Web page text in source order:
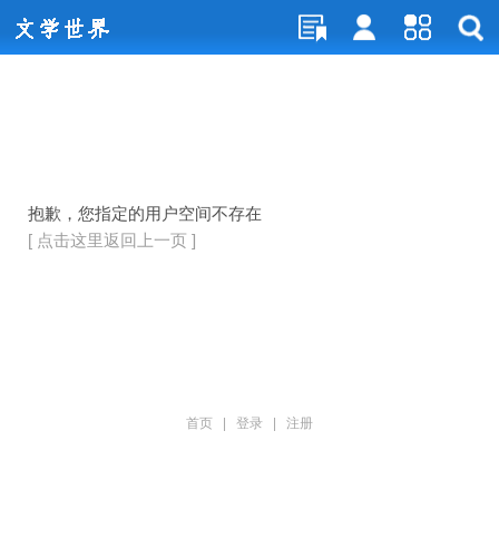
抱歉，您指定的用户空间不存在
[ 点击这里返回上一页 ]
首页 登录 注册